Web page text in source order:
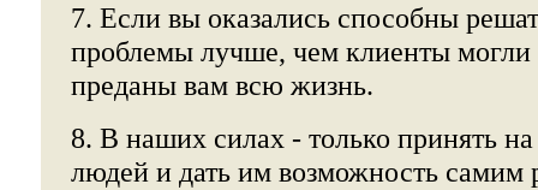
7. Если вы оказались способны
проблемы лучше, чем клиенты могли
преданы вам всю жизнь.
8. В наших силах - только принять
людей и дать им возможность самим